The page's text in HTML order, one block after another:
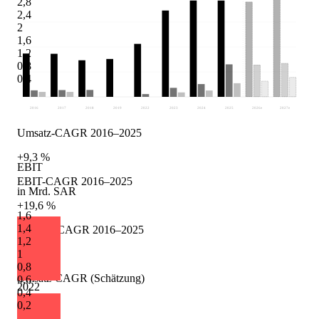
2,4
2
1,6
1,2
0,8
0,4
2022
EBIT
in Mrd. SAR
1,6
1,4
1,2
1
0,8
0,6
0,4
0,2
2016 2017 2018 2019 2022 2023 2024 2025 2026 e 2027 e
Umsatz-CAGR 2016–2025
+9,3 %
EBIT-CAGR 2016–2025
+19,6 %
Gewinn-CAGR 2016–2025
+12,0 %
Umsatz-CAGR (Schätzung)
+1,7 %